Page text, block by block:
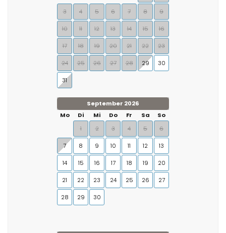
3 4 5 6 7 8 9
10 11 12 13 14 15 16
17 18 19 20 21 22 23
24 25 26 27 28 29 30
31
September 2026
Mo
Di Mi Do Fr Sa
So
1
2 3 4 5 6
7 8 9 10 11 12 13
14 15 16 17 18 19 20
21 22 23 24 25 26 27
28 29 30